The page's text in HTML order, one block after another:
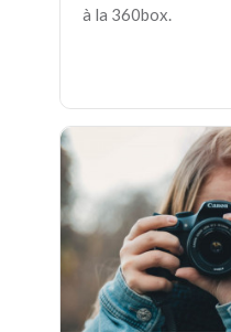
à la 360box.